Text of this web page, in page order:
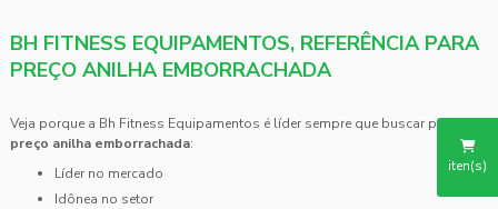
iten(s)
BH FITNESS EQUIPAMENTOS, REFERÊNCIA PARA
PREÇO ANILHA EMBORRACHADA
Veja porque a Bh Fitness Equipamentos é líder sempre que buscar por
preço anilha emborrachada:
líder no mercado
idônea no setor